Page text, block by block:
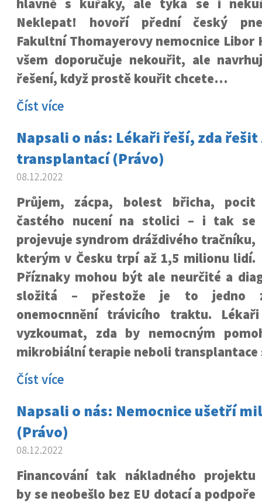
hlavně s kuřáky, ale týká se i
Neklepat! hovoří přední český
Fakultní Thomayerovy nemocnice Libor
všem doporučuje nekouřit, ale
řešení, když prostě kouřit chcete…
Číst více
Napsali o nás: Lékaři řeší, zda řešit
transplantací (Právo)
08.12.2022
Průjem, zácpa, bolest břicha, pocit
častého nucení na stolici – i tak se
projevuje syndrom dráždivého tračníku,
kterým v Česku trpí až 1,5 milionu lidí.
Příznaky mohou být ale neurčité a
složitá – přestože je to jedno z
onemocnnění trávicího traktu.
vyzkoumat, zda by nemocným
mikrobiální terapie neboli transplantace
Číst více
Napsali o nás: Nemocnice ušetří
(Právo)
08.12.2022
Financování tak nákladného projektu
by se neobešlo bez EU dotací a podpoře